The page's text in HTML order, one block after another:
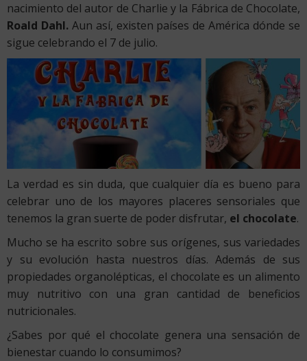
nacimiento del autor de Charlie y la Fábrica de Chocolate,
Roald Dahl. Aun así, existen países de América dónde se
sigue celebrando el 7 de julio.
La verdad es sin duda, que cualquier día es bueno para
celebrar uno de los mayores placeres sensoriales que
tenemos la gran suerte de poder disfrutar, el chocolate.
Mucho se ha escrito sobre sus orígenes, sus variedades
y su evolución hasta nuestros días. Además de sus
propiedades organolépticas, el chocolate es un alimento
muy nutritivo con una gran cantidad de beneficios
nutricionales.
¿Sabes por qué el chocolate genera una sensación de
bienestar cuando lo consumimos?